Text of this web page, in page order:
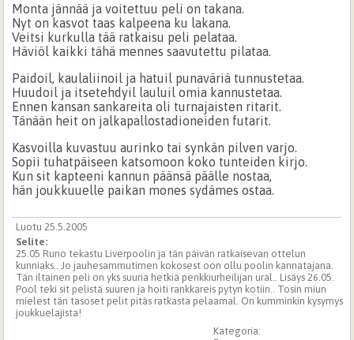
Monta jännää ja voitettuu peli on takana.
Nyt on kasvot taas kalpeena ku lakana.
Veitsi kurkulla tää ratkaisu peli pelataa.
Häviöl kaikki tähä mennes saavutettu pilataa.
Paidoil, kaulaliinoil ja hatuil punaväriä tunnustetaa.
Huudoil ja itsetehdyil lauluil omia kannustetaa.
Ennen kansan sankareita oli turnajaisten ritarit.
Tänään heit on jalkapallostadioneiden futarit.
Kasvoilla kuvastuu aurinko tai synkän pilven varjo.
Sopii tuhatpäiseen katsomoon koko tunteiden kirjo.
Kun sit kapteeni kannun päänsä päälle nostaa,
hän joukkuuelle paikan mones sydämes ostaa.
Luotu 25.5.2005
Selite:
25.05 Runo tekastu Liverpoolin ja tän päivän ratkaisevan ottelun
kunniaks.. Jo jauhesammutimen kokosest oon ollu poolin kannatajana.
Tän iltainen peli on yks suuria hetkiä penkkiurheilijan ural.. Lisäys 26.05.
Pool teki sit pelistä suuren ja hoiti rankkareis pytyn kotiin.. Tosin miun
mielest tän tasoset pelit pitäs ratkasta pelaamal. On kumminkin kysymys
joukkuelajista!
Kategoria: